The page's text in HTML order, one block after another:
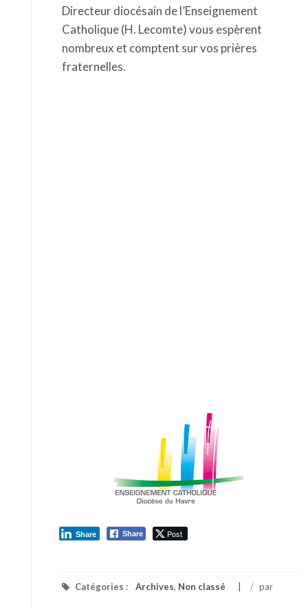
Directeur diocésain de l’Enseignement
Catholique (H. Lecomte) vous espèrent
nombreux et comptent sur vos prières
fraternelles.
Share Post
Share
Catégories : Archives, Non classé / par